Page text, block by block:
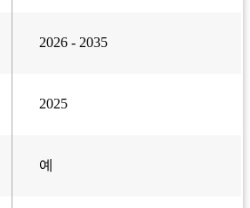
2026 - 2035
2025
예